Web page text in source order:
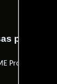
Productions